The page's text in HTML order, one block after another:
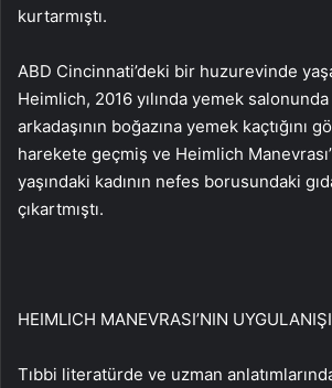
kurtarmıştı.
ABD Cincinnati’deki bir huzurevinde
Heimlich, 2016 yılında yemek
arkadaşının boğazına yemek kaçtığını
harekete geçmiş ve Heimlich
yaşındaki kadının nefes borusundaki
çıkartmıştı.
HEIMLICH MANEVRASI’NIN UYGULANIŞI
Tıbbi literatürde ve uzman